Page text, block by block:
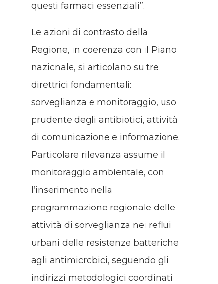
questi farmaci essenziali”.
Le azioni di contrasto della
Regione, in coerenza con il Piano
nazionale, si articolano su tre
direttrici fondamentali:
sorveglianza e monitoraggio, uso
prudente degli antibiotici, attività
di comunicazione e informazione.
Particolare rilevanza assume il
monitoraggio ambientale, con
l’inserimento nella
programmazione regionale delle
attività di sorveglianza nei reflui
urbani delle resistenze batteriche
agli antimicrobici, seguendo gli
indirizzi metodologici coordinati